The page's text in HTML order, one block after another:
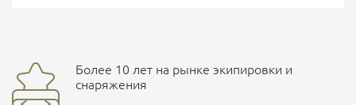
Доставка курьерской службой СДЭК -
Бренд
Страна производитель
Ваш отзыв
улица Маяковского, 10
Более 10 лет на рынке экипировки и
снаряжения